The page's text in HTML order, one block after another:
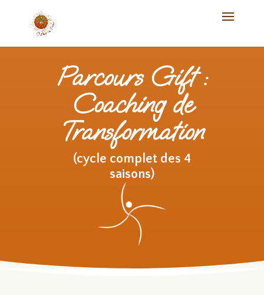
Parcours Gift :
Coaching de
Transformation
(cycle complet des 4
saisons)